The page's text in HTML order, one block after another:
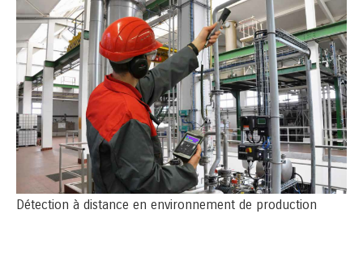
Détection à distance en environnement de production